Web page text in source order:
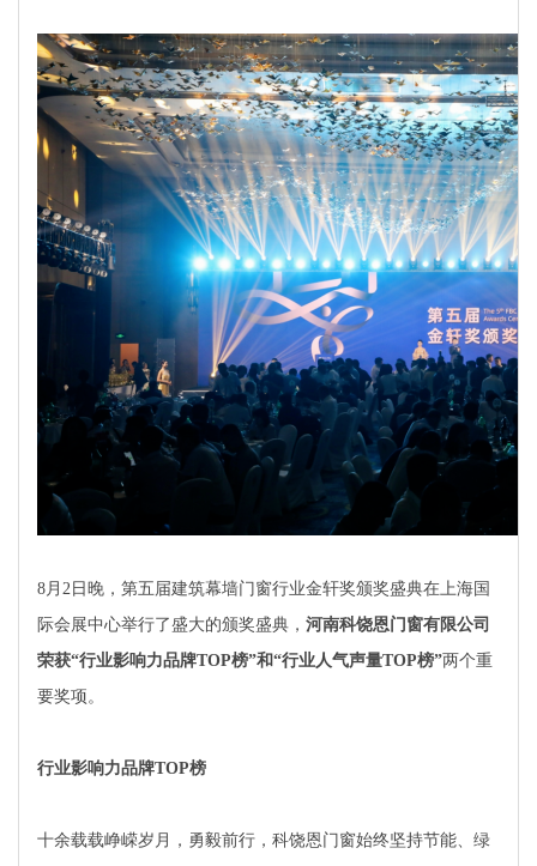
8月2日晚，第五届建筑幕墙门窗行业金轩奖颁奖盛典在上海国
际会展中心举行了盛大的颁奖盛典， 河南科饶恩门窗有限公司
荣获“行业影响力品牌TOP榜”和“行业人气声量TOP榜”两个重
要奖项。
行业影响力品牌TOP榜
十余载载峥嵘岁月，勇毅前行，科饶恩门窗始终坚持节能、绿